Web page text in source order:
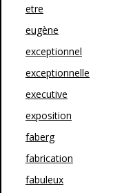
etre
eugène
exceptionnel
exceptionnelle
executive
exposition
faberg
fabrication
fabuleux